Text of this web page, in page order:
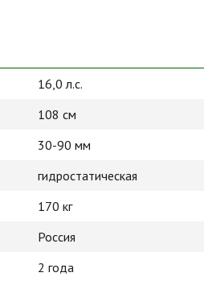
16,0 л.с.
108 см
30-90 мм
гидростатическая
170 кг
Россия
2 года